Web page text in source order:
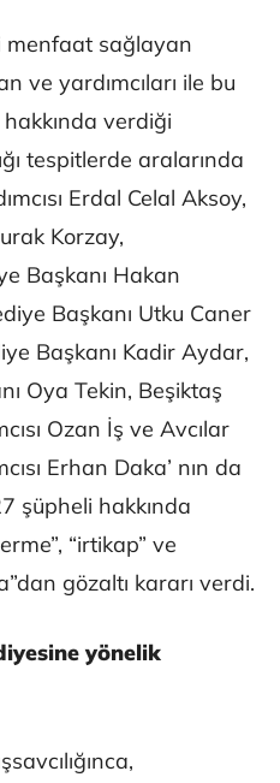
menfaat sağlayan
ve yardımcıları ile bu
verdiği
tespitlerde aralarında
Erdal Celal Aksoy,
Korzay,
Başkanı Hakan
Başkanı Utku Caner
Başkanı Kadir Aydar,
Oya Tekin, Beşiktaş
Ozan İş ve Avcılar
Erhan Daka’ nın da
şüpheli hakkında
“irtikap” ve
gözaltı kararı verdi.
yönelik